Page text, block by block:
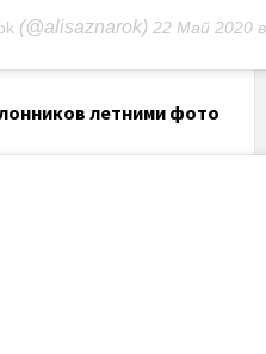
(@alisaznarok) 22 Май 2020 в 1:55
летними фото